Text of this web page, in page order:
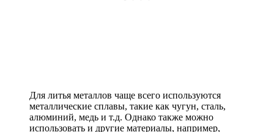
Для литья металлов чаще всего используются
металлические сплавы, такие как чугун, сталь,
алюминий, медь и т.д. Однако также можно
использовать и другие материалы, например,